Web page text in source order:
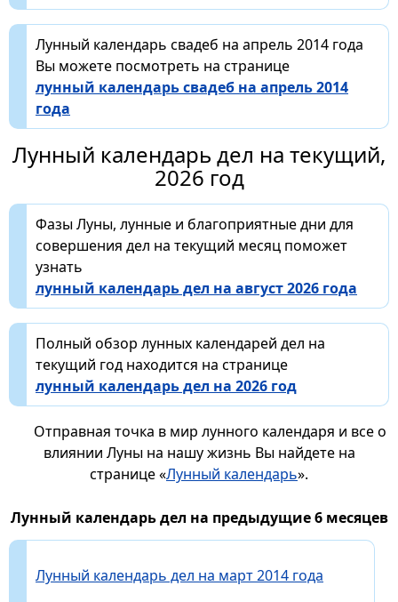
Лунный календарь свадеб на апрель 2014 года
Вы можете посмотреть на странице
лунный календарь свадеб на апрель 2014
года
Лунный календарь дел на текущий,
2026 год
Фазы Луны, лунные и благоприятные дни для
совершения дел на текущий месяц поможет
узнать
лунный календарь дел на август 2026 года
Полный обзор лунных календарей дел на
текущий год находится на странице
лунный календарь дел на 2026 год
Отправная точка в мир лунного календаря и все о
влиянии Луны на нашу жизнь Вы найдете на
странице «Лунный календарь».
Лунный календарь дел на предыдущие 6 месяцев
Лунный календарь дел на март 2014 года